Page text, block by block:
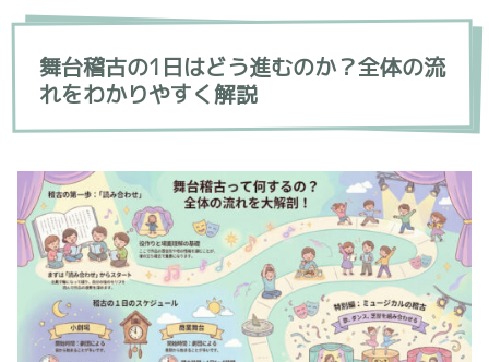
舞台稽古の1日はどう進むのか？全体の流
れをわかりやすく解説